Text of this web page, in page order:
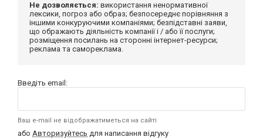
Не дозволяється: використання ненормативної
лексики, погроз або образ; безпосереднє порівняння з
іншими конкуруючими компаніями; безпідставні заяви,
що ображають діяльність компанії і / або її послуги;
розміщення посилань на сторонні інтернет-ресурси;
реклама та самореклама.
Введіть email:
Ваш e-mail не відображатиметься на сайті
або Авторизуйтесь для написання відгуку